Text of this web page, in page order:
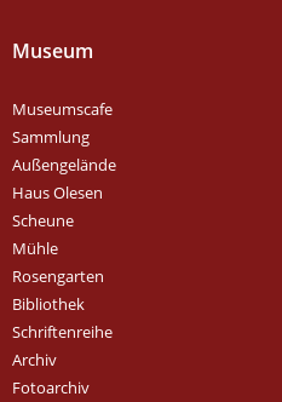
Museum
Museumscafe
Sammlung
Außengelände
Haus Olesen
Scheune
Mühle
Rosengarten
Bibliothek
Schriftenreihe
Archiv
Fotoarchiv